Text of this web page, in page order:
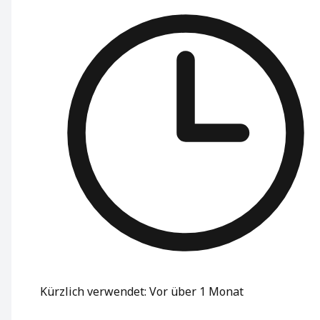
Kürzlich verwendet: Vor über 1 Monat